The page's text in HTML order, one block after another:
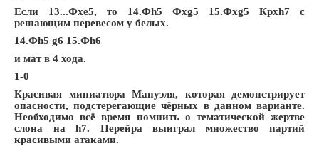
Если 13...Фxe5, то 14.Фh5 Фxg5 15.Фxg5 Крxh7 с
решающим перевесом у белых.
14.Фh5 g6 15.Фh6
и мат в 4 хода.
1-0
Красивая миниатюра Мануэля, которая демонстрирует
опасности, подстерегающие чёрных в данном варианте.
Необходимо всё время помнить о тематической жертве
слона на h7. Перейра выиграл множество партий
красивыми атаками.